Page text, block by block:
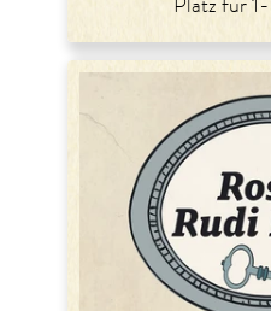
Platz für